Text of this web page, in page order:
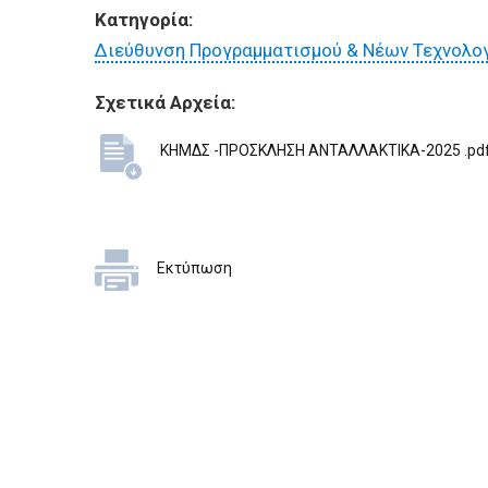
Κατηγορία:
Διεύθυνση Προγραμματισμού & Νέων
Σχετικά Αρχεία:
ΚΗΜΔΣ -ΠΡΟΣΚΛΗΣΗ ΑΝΤΑΛΛΑΚΤΙΚΑ-2025
Εκτύπωση